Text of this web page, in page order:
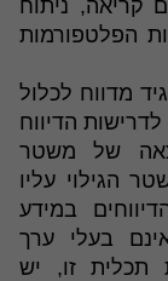
קריאה, ניתוח
הפלטפורמות
מדווח לכלול
הדיווח
של משטר
הגילוי עליו
במידע
בעלי ערך
תכלית זו, יש